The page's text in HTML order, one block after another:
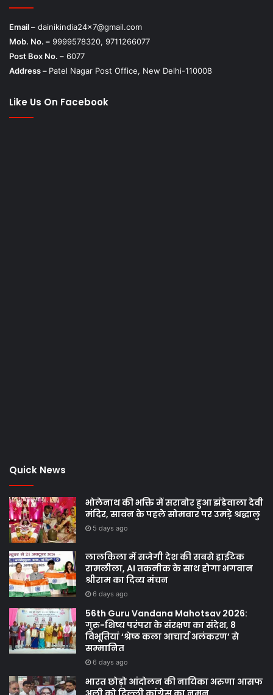
Email – dainikindia24x7@gmail.com
Mob. No. – 9999578320, 9711266077
Post Box No. – 6077
Address – Patel Nagar Post Office, New Delhi-110008
Like Us On Facebook
Quick News
भोलेनाथ की भक्ति में सराबोर हुआ झंडेवाला देवी
मंदिर, सावन के पहले सोमवार पर उमड़े श्रद्धालु
5 days ago
लालकिला में सजेगी देश की सबसे हाईटेक
रामलीला, AI तकनीक के साथ होगा भगवान
श्रीराम का दिव्य मंचन
6 days ago
56th Guru Vandana Mahotsav 2026:
गुरु-शिष्य परंपरा के संरक्षण का संदेश, 8
विभूतियां ‘श्रेष्ठ कला आचार्य अलंकरण’ से
सम्मानित
6 days ago
भारत छोड़ो आंदोलन की नायिका अरुणा आसफ